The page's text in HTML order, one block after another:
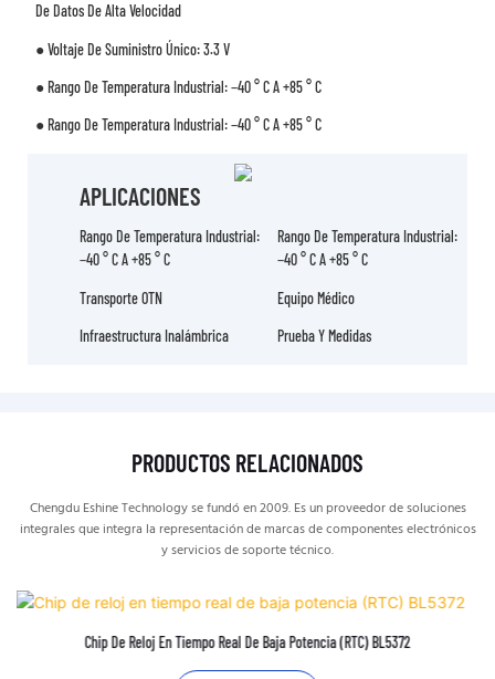
De Datos De Alta Velocidad
● Voltaje De Suministro Único: 3.3 V
● Rango De Temperatura Industrial: −40 ° C A +85 ° C
● Rango De Temperatura Industrial: −40 ° C A +85 ° C
APLICACIONES
Rango De Temperatura Industrial:
−40 ° C A +85 ° C
Rango De Temperatura Industrial:
−40 ° C A +85 ° C
Transporte OTN Equipo Médico
Infraestructura Inalámbrica Prueba Y Medidas
PRODUCTOS RELACIONADOS
Chengdu Eshine Technology se fundó en 2009. Es un proveedor de soluciones
integrales que integra la representación de marcas de componentes electrónicos
y servicios de soporte técnico.
Chip De Reloj En Tiempo Real De Baja Potencia (RTC) BL5372